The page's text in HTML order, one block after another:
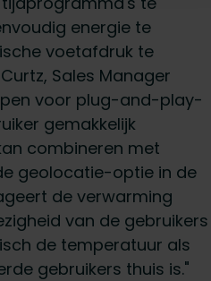
energie te
voetafdruk te
Sales Manager
voor plug-and-play-
gemakkelijk
combineren met
geolocatie-optie in de
de verwarming
van de gebruikers
de temperatuur als
gebruikers thuis is."